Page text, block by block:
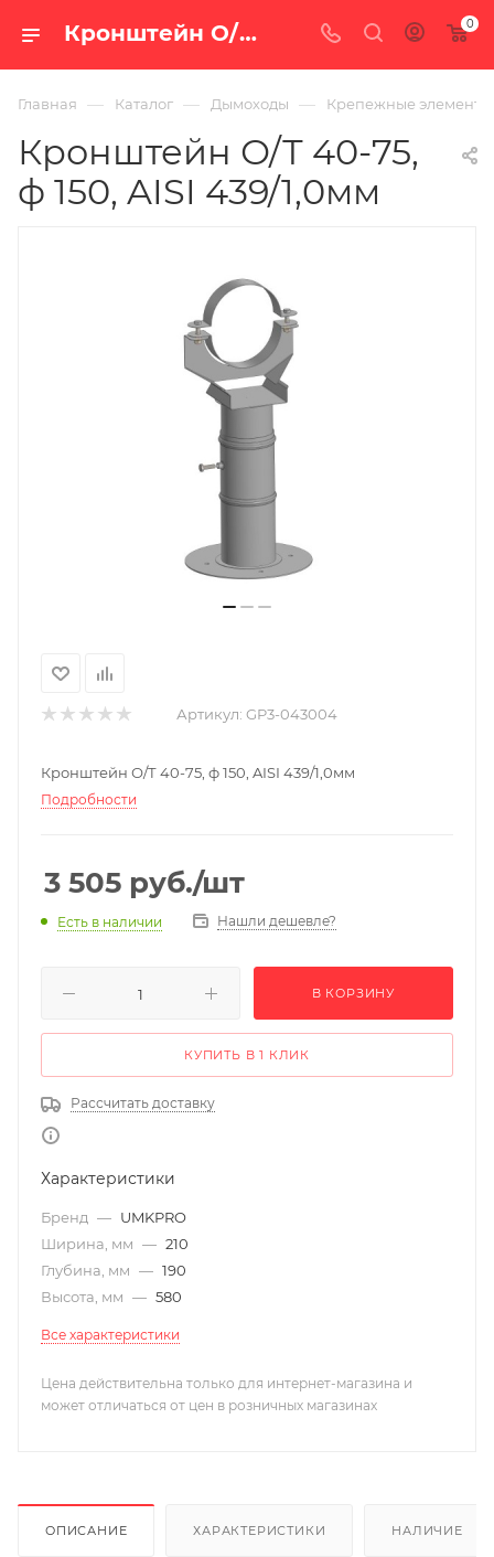
Кронштейн О/Т 40-75, ф 150, AISI 439/1,0мм — купить в Екатеринбурге по цене 3 505 руб. в интернет-магазине «100 печей.ру» 0
Главная — Каталог — Дымоходы — Крепежные
Кронштейн О/Т 40-75,
ф 150, AISI 439/1,0мм
Артикул: GP3-043004
Кронштейн О/Т 40-75, ф 150, AISI 439/1,0мм
Подробности
3 505 руб./шт
Есть в наличии Нашли дешевле?
В КОРЗИНУ
КУПИТЬ В 1 КЛИК
Рассчитать доставку
Характеристики
Бренд — UMKPRO
Ширина, мм — 210
Глубина, мм — 190
Высота, мм — 580
Все характеристики
Цена действительна только для интернет-магазина и
может отличаться от цен в розничных магазинах
ОПИСАНИЕ ХАРАКТЕРИСТИКИ НАЛИЧИЕ